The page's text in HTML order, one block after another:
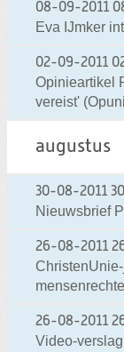
08-09-2011
Eva IJmker
02-09-2011
Opinieartikel
vereist'
augustus
30-08-2011
Nieuwsbrief
26-08-2011
26-08-2011
Video-